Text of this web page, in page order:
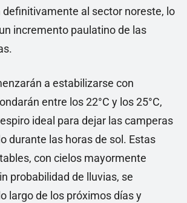
al sector noreste, lo
incremento paulatino de las
a estabilizarse con
entre los 22°C y los 25°C,
ideal para dejar las camperas
durante las horas de sol. Estas
con cielos mayormente
probabilidad de lluvias, se
largo de los próximos días y